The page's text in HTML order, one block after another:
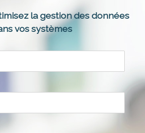
la gestion des données
vos systèmes